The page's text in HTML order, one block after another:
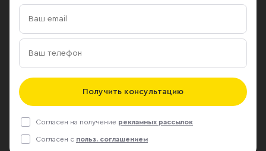
Получить консультацию
Согласен на получение рекламных рассылок
Согласен с польз. соглашением